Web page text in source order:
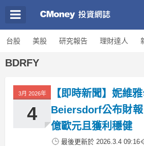
台股 美股 研究報告 理財達人
BDRFY
3月 2026年
4
【即時新聞】妮維
Beiersdorf公布財
億歐元且獲利穩健
最後更新於 2026.3.4 09:16